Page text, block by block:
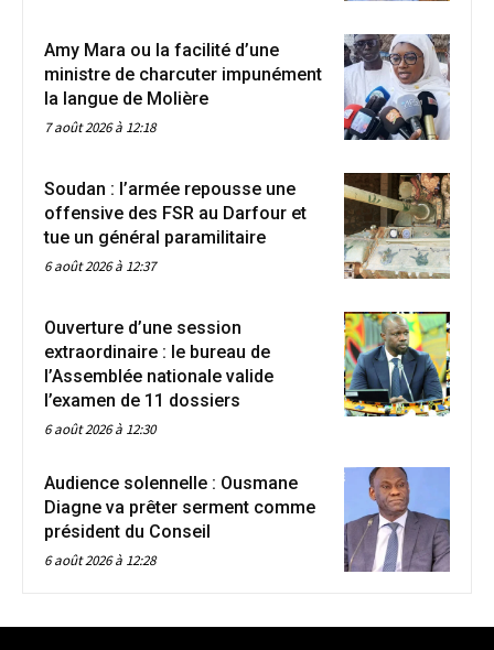
Amy Mara ou la facilité d’une
ministre de charcuter impunément
la langue de Molière
7 août 2026 à 12:18
Soudan : l’armée repousse une
offensive des FSR au Darfour et
tue un général paramilitaire
6 août 2026 à 12:37
Ouverture d’une session
extraordinaire : le bureau de
l’Assemblée nationale valide
l’examen de 11 dossiers
6 août 2026 à 12:30
Audience solennelle : Ousmane
Diagne va prêter serment comme
président du Conseil
6 août 2026 à 12:28